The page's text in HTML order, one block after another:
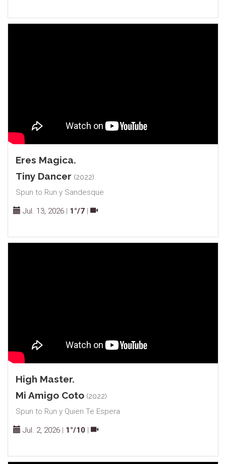
Eres Magica.
Tiny Dancer (2022)
Spun to Run y Sandesque
Jul. 13, 2026 | 1°/7 |
High Master.
Mi Amigo Coto (2022)
Spun to Run y Quien Te Espera
Jul. 2, 2026 | 1°/10 |